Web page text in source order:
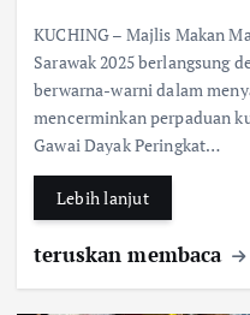
ac
e
b
o
o
k
h
at
s
A
p
h
e
KUCHING – Majlis Makan
Sarawak 2025 berlangsung
berwarna-warni dalam
mencerminkan perpaduan
Gawai Dayak Peringkat…
Lebih lanjut
teruskan membaca